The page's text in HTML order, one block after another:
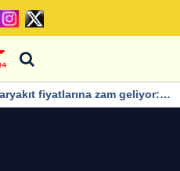
fiyatlarına zam geliyor:
tarih açıklandı